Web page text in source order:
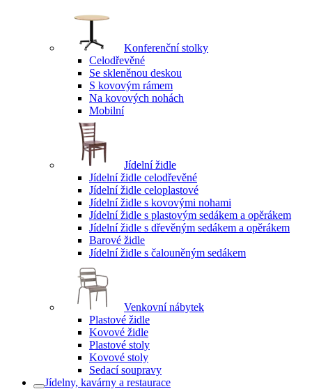
Konferenční stolky
Celodřevěné
Se skleněnou deskou
S kovovým rámem
Na kovových nohách
Mobilní
Jídelní židle
Jídelní židle celodřevěné
Jídelní židle celoplastové
Jídelní židle s kovovými nohami
Jídelní židle s plastovým sedákem a opěrákem
Jídelní židle s dřevěným sedákem a opěrákem
Barové židle
Jídelní židle s čalouněným sedákem
Venkovní nábytek
Plastové židle
Kovové židle
Plastové stoly
Kovové stoly
Sedací soupravy
Jídelny, kavárny a restaurace